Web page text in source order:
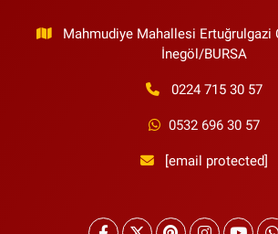
Mahmudiye Mahallesi Ertuğrulgazi
İnegöl/BURSA
0224 715 30 57
0532 696 30 57
[email protected]